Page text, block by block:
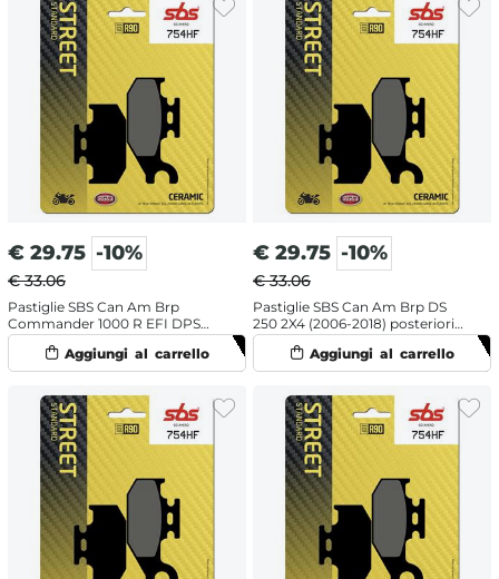
€ 29.75 -10%
€ 33.06
Pastiglie SBS Can Am Brp
Commander 1000 R EFI DPS
(2018-2020) posteriori
ceramiche
€ 29.75 -10%
€ 33.06
Pastiglie SBS Can Am Brp DS
250 2X4 (2006-2018) posteriori
ceramiche